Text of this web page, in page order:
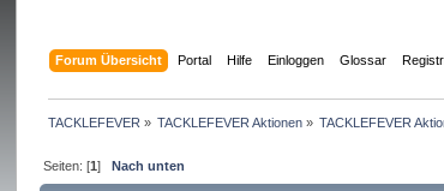
Forum Übersicht Portal Hilfe Einloggen Glossar
TACKLEFEVER » TACKLEFEVER Aktionen » TACKLEFEVER
Seiten: [1] Nach unten